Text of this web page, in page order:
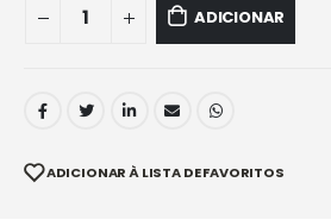
ADICIONAR
ADICIONAR À LISTA DE FAVORITOS